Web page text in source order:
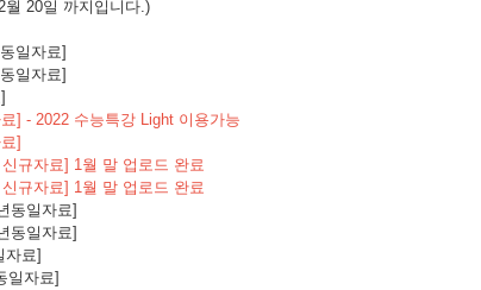
20일 까지입니다.)
일자료]
일자료]
] - 2022 수능특강 Light 이용가능
]
규자료] 1월 말 업로드 완료
규자료] 1월 말 업로드 완료
동일자료]
동일자료]
자료]
일자료]